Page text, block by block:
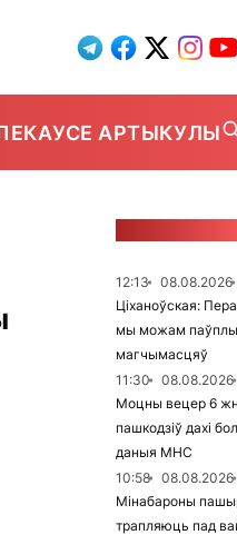
УСЕ АРТЫКУЛЫ
12:13 08.08.2026
Ціханоўская:
мы можам
магчымасцяў
11:30
08.08.2026
Моцны вецер 6
пашкодзіў дахі
даныя МНС
10:58
08.08.2026
Мінабароны
трапляюць пад